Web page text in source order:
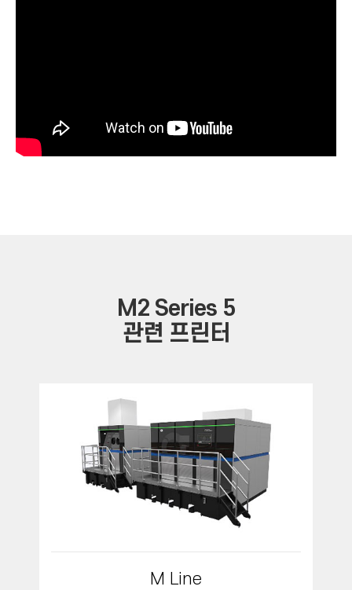
M2 Series 5
관련 프린터
M Line